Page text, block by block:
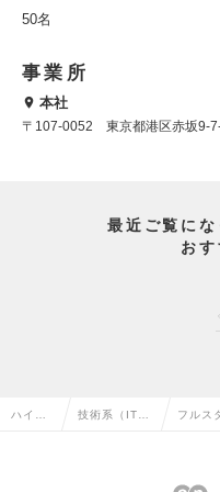
50名
事業所
本社
〒107-0052 東京都港区赤坂9-
最近ご覧に
おす
ハイク 技術系（IT・ フルス
アの転職